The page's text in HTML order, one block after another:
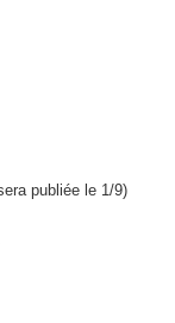
publiée le 1/9)